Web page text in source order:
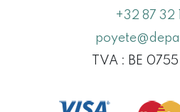
+32 87 32
TVA : BE